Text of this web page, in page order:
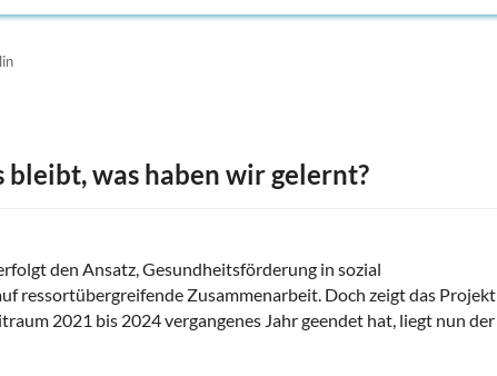
was haben wir gelernt?
den Ansatz, Gesundheitsförderung in sozial
ressortübergreifende Zusammenarbeit. Doch zeigt das Projekt
2021 bis 2024 vergangenes Jahr geendet hat, liegt nun der